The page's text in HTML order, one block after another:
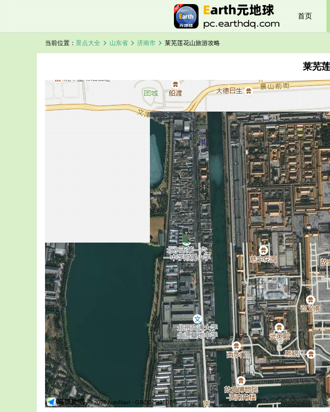
首页
当前位置： 景点大全 chevron_right 山东省 chevron_right 济南市 chevron_right 莱芜莲花山旅游攻略
莱芜
莱芜莲花山卫星地图 加载中，请稍候...
© 2026 AutoNavi - GS(2025)1807号